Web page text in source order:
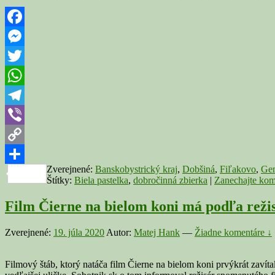
Facebook
Messenger
Twitter
WhatsApp
Telegram
Viber
Copy
Link
Share
Zverejnené: Banskobystrický kraj, Dobšiná, Fiľakovo,
Štítky: Biela pastelka, dobročinná zbierka | Zanechajte
Film Čierne na bielom koni má podľa
Zverejnené: 19. júla 2020 Autor: Matej Hank — Žiadne komentáre ↓
Filmový štáb, ktorý natáča film Čierne na bielom koni prvýkrát